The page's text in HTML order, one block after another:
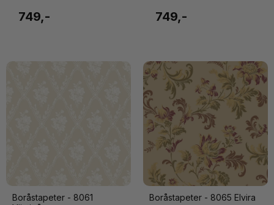
749,- 749,-
Boråstapeter - 8061
Boråstapeter - 8065 Elvira